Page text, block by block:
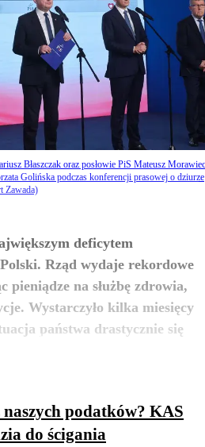
Błaszczak oraz posłowie PiS Mateusz
Golińska podczas konferencji prasowej o dziurze
Zawada)
deficytem
Rząd wydaje rekordowe
pieniądze na służbę zdrowia,
Wystarczyło kilka miesięcy
państwa drastycznie się
zobacz więcej
naszych podatków? KAS
do ścigania